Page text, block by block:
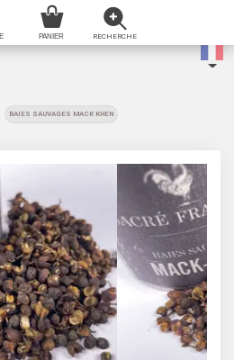
BAIES SAUVAGES MACK KHEN